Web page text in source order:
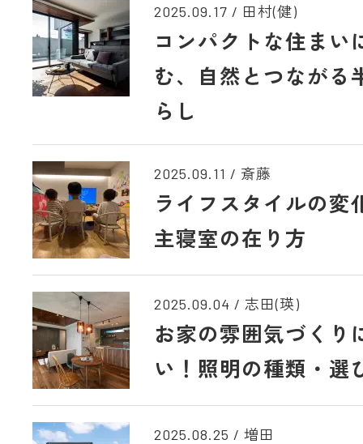
2025.09.17 / 田村(健)
コンパクトな住まい
む、自然とつながる
らし
2025.09.11 / 斎藤
ライフスタイルの変
主寝室の在り方
2025.09.04 / 志田(瑛)
お家の雰囲気づくり
い！照明の種類・選
2025.08.25 / 増田